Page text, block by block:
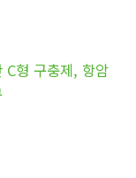
형 구충제, 항암